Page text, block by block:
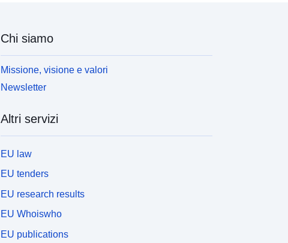
Chi siamo
Missione, visione e valori
Newsletter
Altri servizi
EU law
EU tenders
EU research results
EU Whoiswho
EU publications